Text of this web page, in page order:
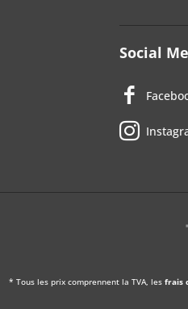
Social
* Tous les prix comprennent la TVA, les frais